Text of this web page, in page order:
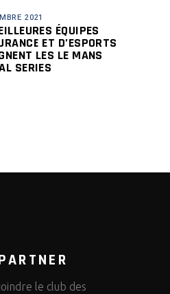
2021
ÉQUIPES
ET D’ESPORTS
LES LE MANS
SERIES
le club des